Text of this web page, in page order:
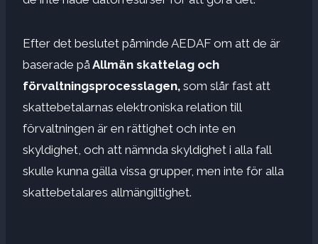
Efter det beslutet påminde AEDAF om att de är
baserade påAllmän skattelag och
förvaltningsprocesslagen, som slår fast att
skattebetalarnas elektroniska relation till
förvaltningen är en rättighet och inte en
skyldighet, och att nämnda skyldighet i alla fall
skulle kunna gälla vissa grupper, men inte för alla
skattebetalares allmängiltighet.